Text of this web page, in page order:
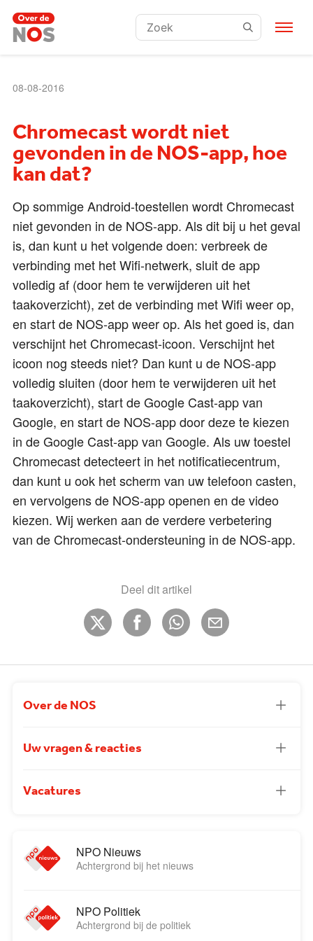
Zoeken:
08-08-2016
Chromecast wordt niet
gevonden in de NOS-app, hoe
kan dat?
Op sommige Android-toestellen wordt Chromecast
niet gevonden in de NOS-app. Als dit bij u het geval
is, dan kunt u het volgende doen: verbreek de
verbinding met het Wifi-netwerk, sluit de app
volledig af (door hem te verwijderen uit het
taakoverzicht), zet de verbinding met Wifi weer op,
en start de NOS-app weer op. Als het goed is, dan
verschijnt het Chromecast-icoon. Verschijnt het
icoon nog steeds niet? Dan kunt u de NOS-app
volledig sluiten (door hem te verwijderen uit het
taakoverzicht), start de Google Cast-app van
Google, en start de NOS-app door deze te kiezen
in de Google Cast-app van Google. Als uw toestel
Chromecast detecteert in het notificatiecentrum,
dan kunt u ook het scherm van uw telefoon casten,
en vervolgens de NOS-app openen en de video
kiezen. Wij werken aan de verdere verbetering
van de Chromecast-ondersteuning in de NOS-app.
Deel dit artikel
Over de NOS
Uw vragen & reacties
Vacatures
NPO Nieuws
Achtergrond bij het nieuws
NPO Politiek
Achtergrond bij de politiek